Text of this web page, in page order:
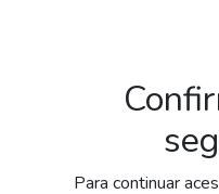
Para continuar